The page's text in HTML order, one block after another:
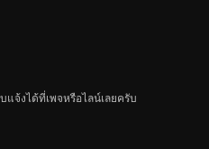
จ้งได้ที่เพจหรือไลน์เลยครับ